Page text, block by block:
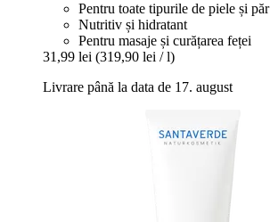
Pentru toate tipurile de piele și păr
Nutritiv și hidratant
Pentru masaje și curățarea feței
31,99 lei (319,90 lei / l)
Livrare până la data de 17. august